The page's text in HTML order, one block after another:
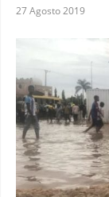
27 Agosto 2019